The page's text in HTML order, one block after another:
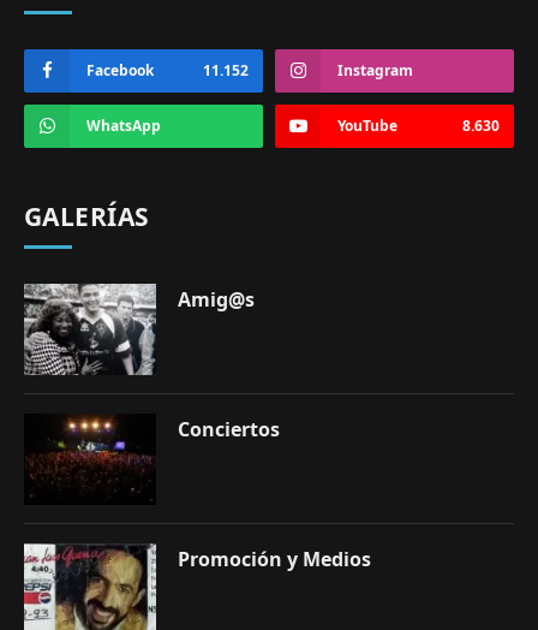
Facebook 11.152 Instagram
WhatsApp YouTube 8.630
GALERÍAS
Amig@s
Conciertos
Promoción y Medios